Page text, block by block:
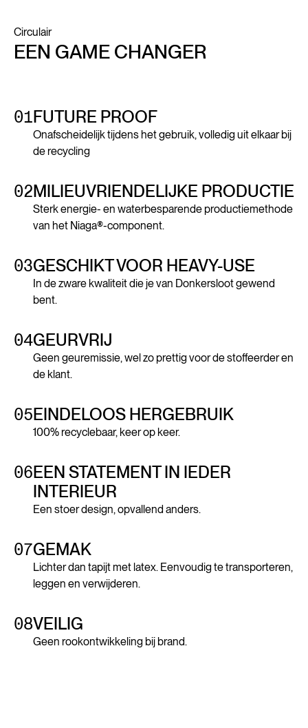
Circulair
EEN GAME CHANGER
01FUTURE PROOF
Onafscheidelijk tijdens het gebruik, volledig uit elkaar bij
de recycling
02MILIEUVRIENDELIJKE PRODUCTIE
Sterk energie- en waterbesparende productiemethode
van het Niaga®-component.
03GESCHIKT VOOR HEAVY-USE
In de zware kwaliteit die je van Donkersloot gewend
bent.
04GEURVRIJ
Geen geuremissie, wel zo prettig voor de stoffeerder en
de klant.
05EINDELOOS HERGEBRUIK
100% recyclebaar, keer op keer.
06EEN STATEMENT IN IEDER
INTERIEUR
Een stoer design, opvallend anders.
07GEMAK
Lichter dan tapijt met latex. Eenvoudig te transporteren,
leggen en verwijderen.
08VEILIG
Geen rookontwikkeling bij brand.